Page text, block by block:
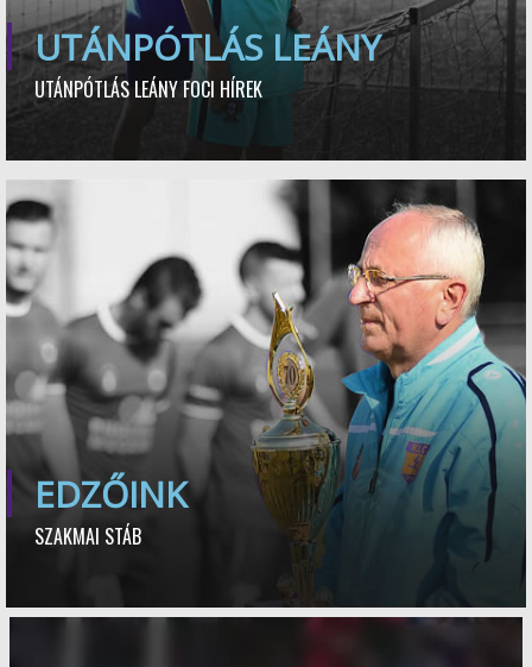
UTÁNPÓTLÁS LEÁNY
UTÁNPÓTLÁS LEÁNY FOCI HÍREK
EDZŐINK
SZAKMAI STÁB